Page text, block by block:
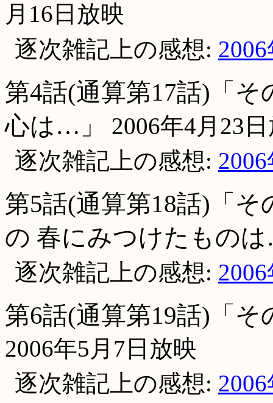
月16日放映
逐次雑記上の感想:
第4話(通算第17話)「
心は…」
2006年4月23
逐次雑記上の感想:
第5話(通算第18話)「
の 春にみつけたもの
逐次雑記上の感想:
第6話(通算第19話)「
2006年5月7日放映
逐次雑記上の感想: